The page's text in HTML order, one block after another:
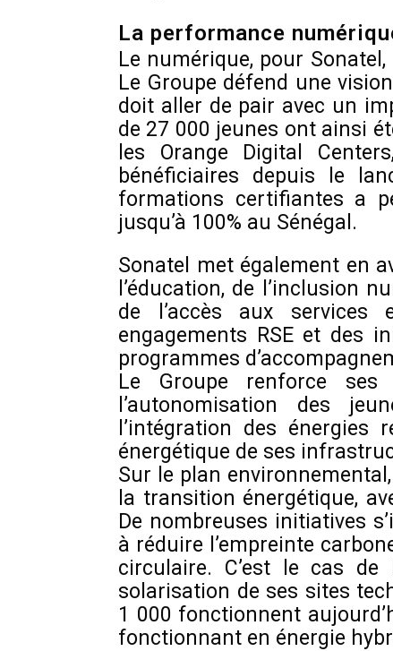
La performance
Le numérique, pour
Le Groupe défend une
doit aller de pair avec un
de 27 000 jeunes ont ainsi
les Orange Digital
bénéficiaires depuis le
formations certifiantes a
jusqu’à 100% au Sénégal.
Sonatel met également en
l’éducation, de l’inclusion
de l’accès aux services
engagements RSE et des
programmes
Le Groupe renforce
l’autonomisation des
l’intégration des énergies
énergétique de ses
Sur le plan
la transition énergétique,
De nombreuses initiatives
à réduire l’empreinte
circulaire. C’est le cas
solarisation de ses sites
1 000 fonctionnent
fonctionnant en énergie